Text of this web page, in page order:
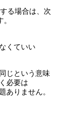
る場合は、次
くていい
じという意味
必要は
ありません。